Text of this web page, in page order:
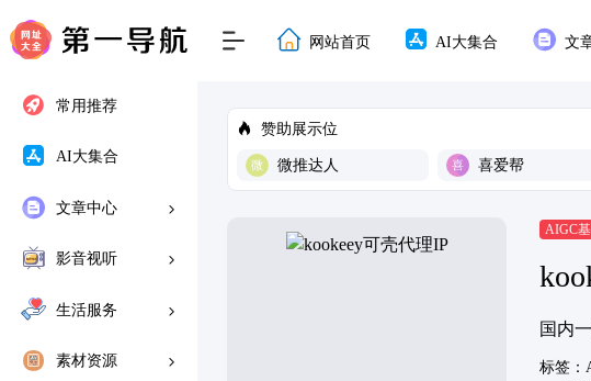
常用推荐
AI大集合
文章中心
影音视听
生活服务
素材资源
网站首页 AI大集合 文
赞助展示位
微推达人 喜爱帮
AIGC
国内
标签：